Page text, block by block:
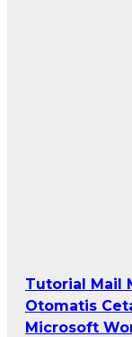
Tutorial Mail
Otomatis
Microsoft